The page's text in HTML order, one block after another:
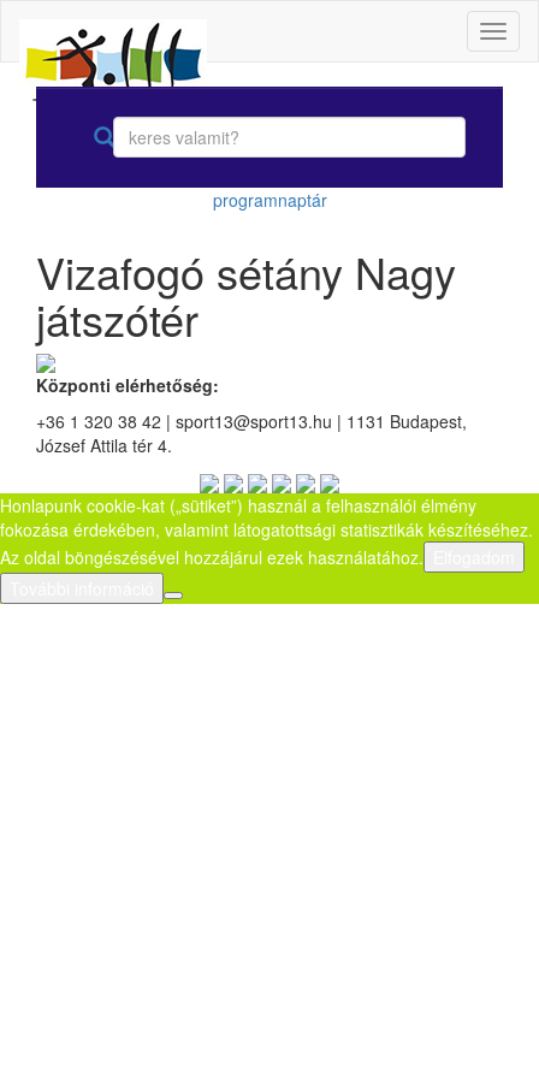
programnaptár
Vizafogó sétány Nagy
játszótér
Központi elérhetőség:
+36 1 320 38 42 | sport13@sport13.hu | 1131 Budapest,
József Attila tér 4.
Honlapunk cookie-kat („sütiket”) használ a felhasználói élmény
fokozása érdekében, valamint látogatottsági statisztikák készítéséhez.
Az oldal böngészésével hozzájárul ezek használatához.